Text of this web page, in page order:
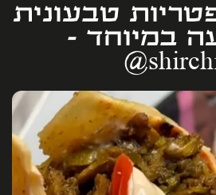
טבעונית
במיוחד -